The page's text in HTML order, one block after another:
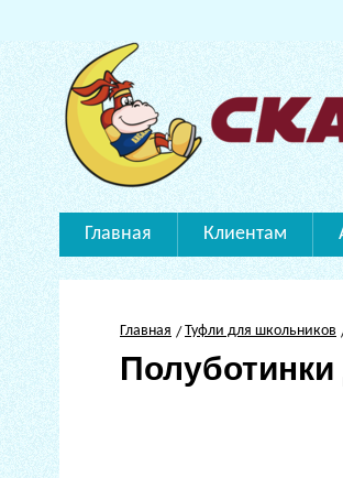
Главная Клиентам
Главная Туфли для школьников